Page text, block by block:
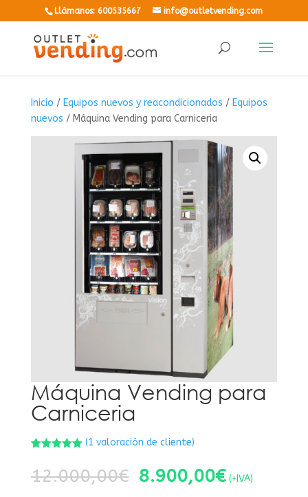
Llámanos: 600535667 info@outletvending.com
Inicio / Equipos nuevos y reacondicionados / Equipos
nuevos / Máquina Vending para Carniceria
Máquina Vending para
Carniceria
5 en base
(1 valoración de cliente)
12.000,00€ El
precio
8.900,00€El
(+IVA)